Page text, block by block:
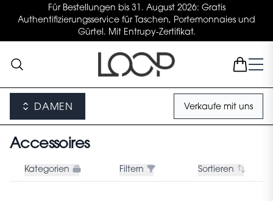
Für Bestellungen bis 31. August 2026: Gratis
Authentifizierungsservice für Taschen, Portemonnaies und
Gürtel. Mit Entrupy-Zertifikat.
DAMEN Verkaufe mit uns
Accessoires
Kategorien Filtern Sortieren